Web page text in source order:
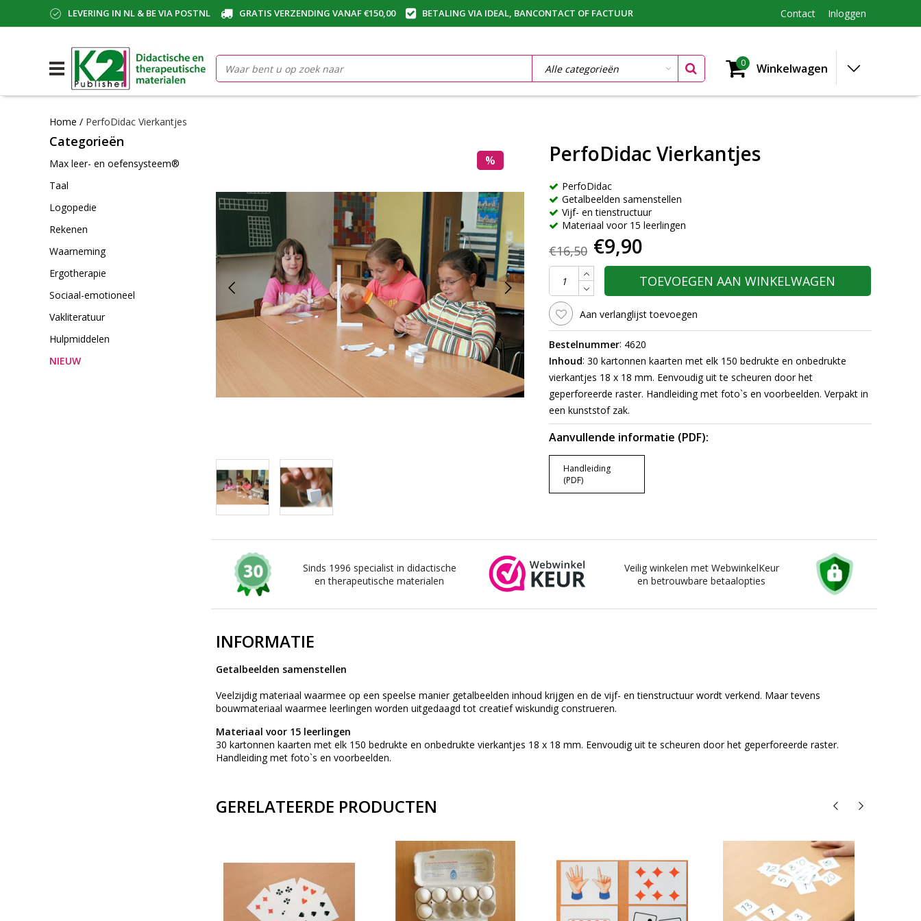
LEVERING IN NL & BE VIA POSTNL GRATIS VERZENDING VANAF €150,00 BETALING VIA IDEAL, BANCONTACT OF FACTUUR Contact Inloggen
0 Winkelwagen
Home / PerfoDidac Vierkantjes
Categorieën
Max leer- en oefensysteem®
Taal
Logopedie
Rekenen
Waarneming
Ergotherapie
Sociaal-emotioneel
Vakliteratuur
Hulpmiddelen
NIEUW
% PerfoDidac Vierkantjes
PerfoDidac
Getalbeelden samenstellen
Vijf- en tienstructuur
Materiaal voor 15 leerlingen
€16,50 €9,90
TOEVOEGEN AAN WINKELWAGEN
Aan verlanglijst toevoegen
Bestelnummer: 4620
Inhoud: 30 kartonnen kaarten met elk 150 bedrukte en onbedrukte
vierkantjes 18 x 18 mm. Eenvoudig uit te scheuren door het
geperforeerde raster. Handleiding met foto`s en voorbeelden. Verpakt in
een kunststof zak.
Aanvullende informatie (PDF):
Handleiding
(PDF)
Sinds 1996 specialist in didactische
en therapeutische materialen
Veilig winkelen met WebwinkelKeur
en betrouwbare betaalopties
INFORMATIE
Getalbeelden samenstellen
Veelzijdig materiaal waarmee op een speelse manier getalbeelden inhoud krijgen en de vijf- en tienstructuur wordt verkend. Maar tevens
bouwmateriaal waarmee leerlingen worden uitgedaagd tot creatief wiskundig construeren.
Materiaal voor 15 leerlingen
30 kartonnen kaarten met elk 150 bedrukte en onbedrukte vierkantjes 18 x 18 mm. Eenvoudig uit te scheuren door het geperforeerde raster.
Handleiding met foto`s en voorbeelden.
GERELATEERDE PRODUCTEN